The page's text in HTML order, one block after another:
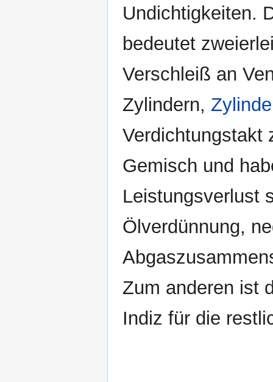
Undichtigkeiten.
bedeutet
Verschleiß an
Zylindern,
Verdichtungstakt
Gemisch und
Leistungsverlust
Ölverdünnung,
Zum anderen ist
Indiz für die